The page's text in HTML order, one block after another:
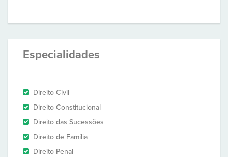
Especialidades
Direito Civil
Direito Constitucional
Direito das Sucessões
Direito de Família
Direito Penal